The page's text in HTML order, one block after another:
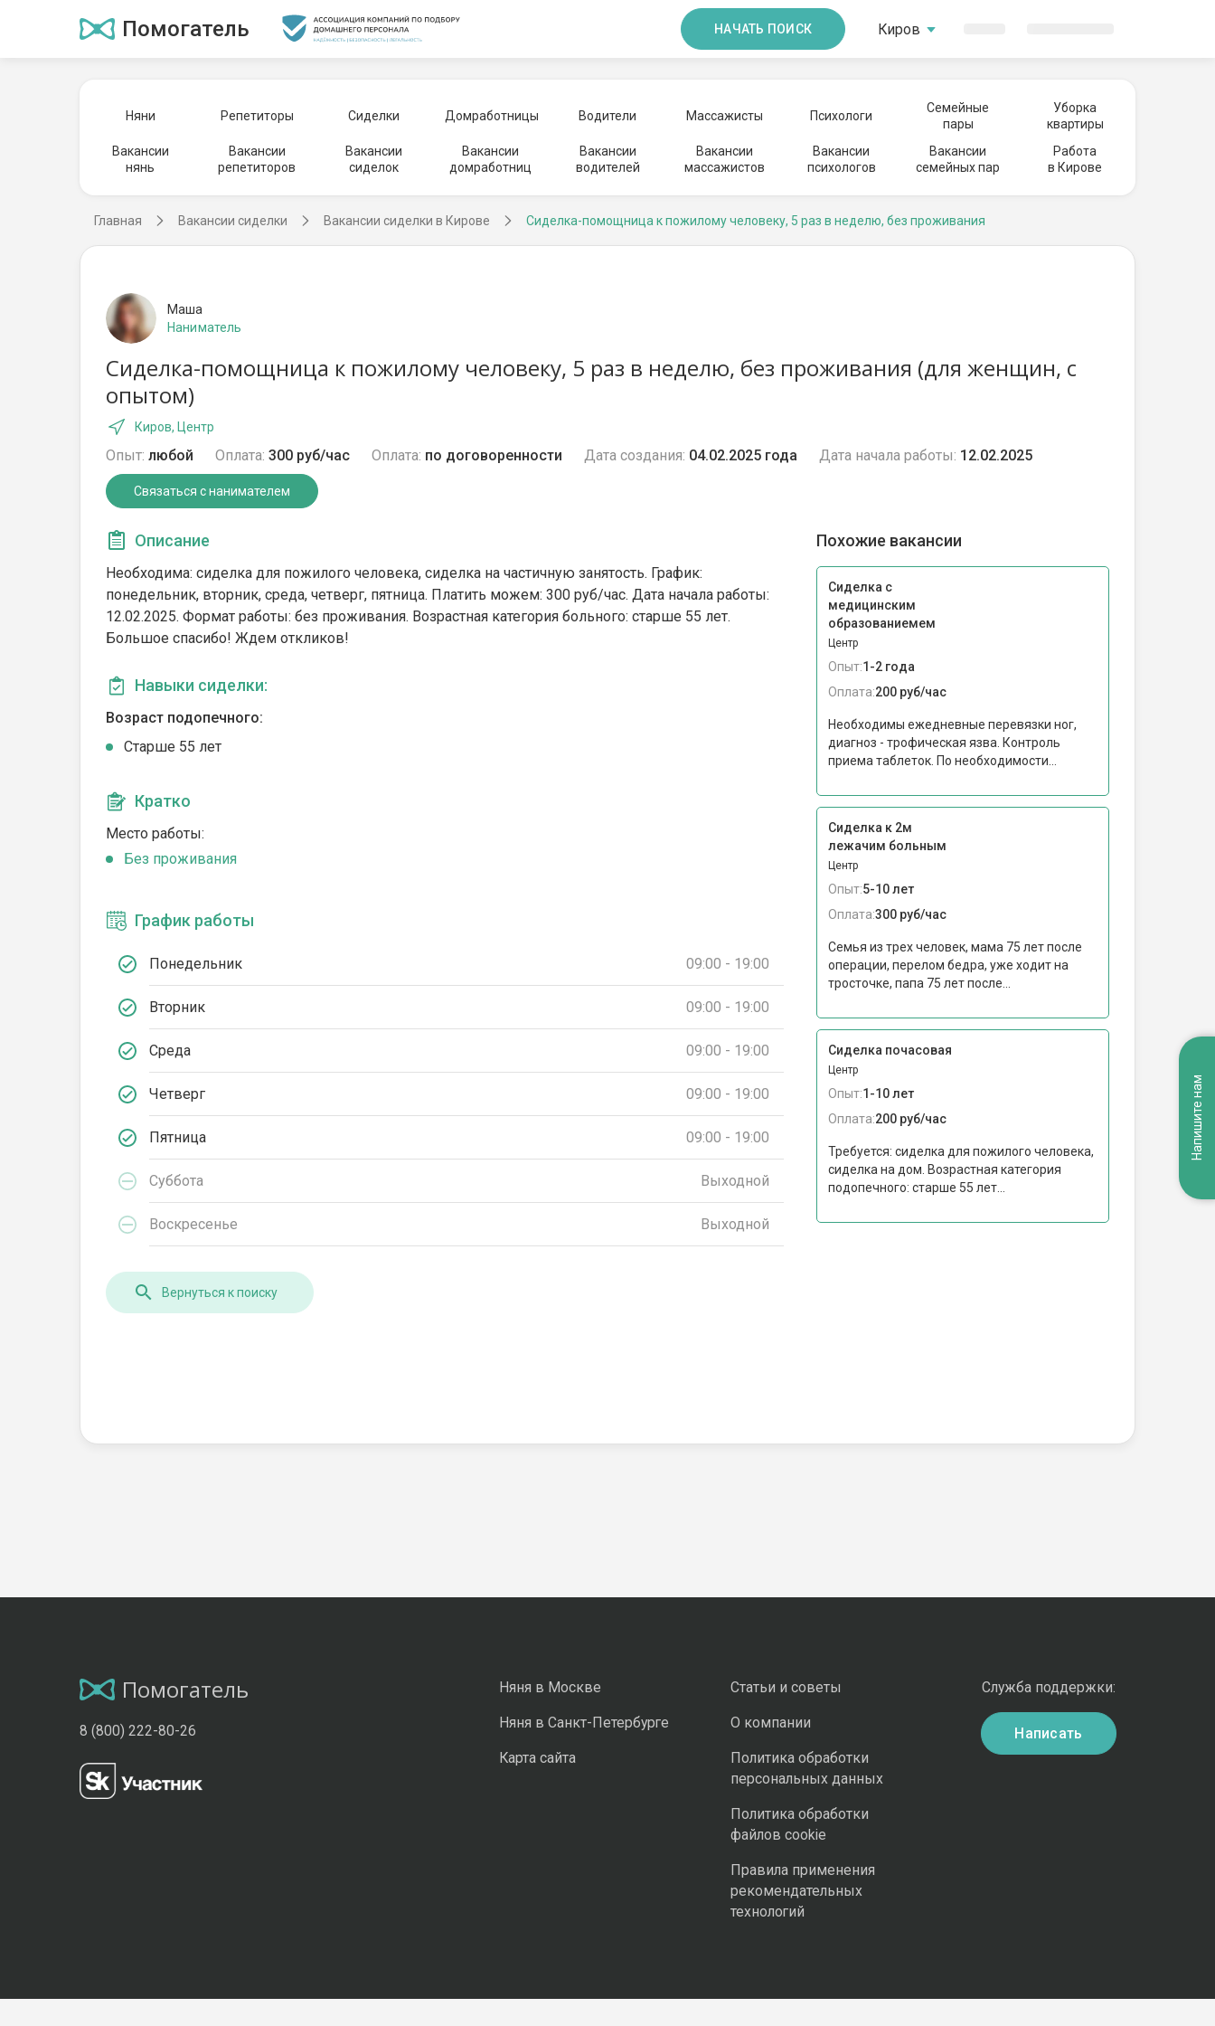
Помогатель НАЧАТЬ ПОИСК Киров
Няни Репетиторы Сиделки Домработницы Водители Массажисты Психологи
Семейные
пары
Уборка
квартиры
Вакансии
нянь
Вакансии
репетиторов
Вакансии
сиделок
Вакансии
домработниц
Вакансии
водителей
Вакансии
массажистов
Вакансии
психологов
Вакансии
семейных пар
Работа
в Кирове
Главная Вакансии сиделки Вакансии сиделки в Кирове Сиделка-помощница к пожилому человеку, 5 раз в неделю, без проживания
Маша
Наниматель
Сиделка-помощница к пожилому человеку, 5 раз в неделю, без проживания (для женщин, с
опытом)
Киров, Центр
Опыт: любой Оплата: 300 руб/час Оплата: по договоренности Дата создания: 04.02.2025 года Дата начала работы: 12.02.2025
Связаться с нанимателем
Описание
Необходима: сиделка для пожилого человека, сиделка на частичную занятость. График:
понедельник, вторник, среда, четверг, пятница. Платить можем: 300 руб/час. Дата начала работы:
12.02.2025. Формат работы: без проживания. Возрастная категория больного: cтарше 55 лет.
Большое спасибо! Ждем откликов!
Навыки сиделки:
Возраст подопечного:
Cтарше 55 лет
Кратко
Место работы:
Без проживания
График работы
Понедельник 09:00 - 19:00
Вторник 09:00 - 19:00
Среда 09:00 - 19:00
Четверг 09:00 - 19:00
Пятница 09:00 - 19:00
Суббота Выходной
Воскресенье Выходной
Похожие вакансии
Сиделка с
медицинским
образованиемем
Центр
Опыт:1-2 года
Оплата:200 руб/час
Необходимы ежедневные перевязки ног,
диагноз - трофическая язва. Контроль
приема таблеток. По необходимости...
Сиделка к 2м
лежачим больным
Центр
Опыт:5-10 лет
Оплата:300 руб/час
Семья из трех человек, мама 75 лет после
операции, перелом бедра, уже ходит на
тросточке, папа 75 лет после...
Сиделка почасовая
Центр
Опыт:1-10 лет
Оплата:200 руб/час
Требуется: сиделка для пожилого человека,
сиделка на дом. Возрастная категория
подопечного: cтарше 55 лет...
Вернуться к поиску
Помогатель
8 (800) 222-80-26
Няня в Москве
Няня в Санкт-Петербурге
Карта сайта
Статьи и советы
О компании
Политика обработки
персональных данных
Политика обработки
файлов cookie
Правила применения
рекомендательных
технологий
Служба поддержки:
Написать
Напишите нам